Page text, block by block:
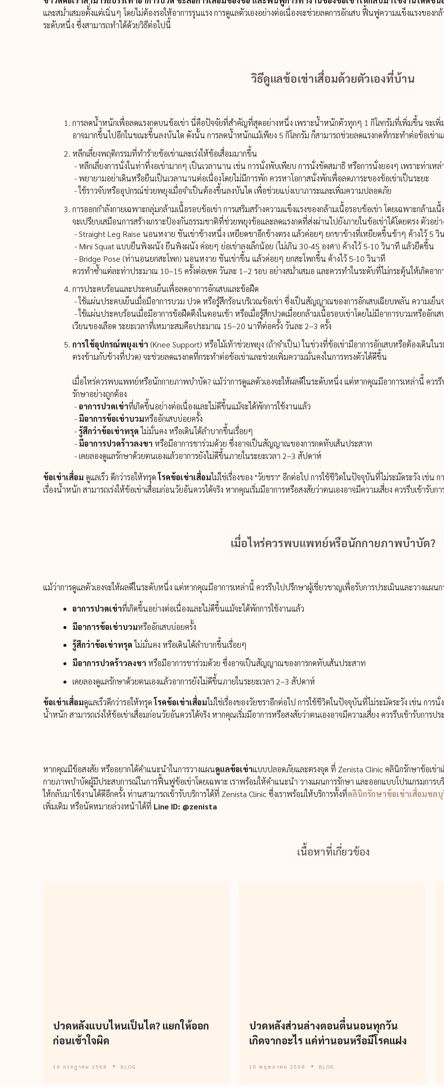
และสม่ำเสมอตั้่งแต่เนิ่นๆ โดยไม่ต้องรอให้อาการรุนแรง การดูแลตัวเองอย่างต่อเนื่องจะช่วยลดการอักเสบ ฟื้นฟูความแข็งแรงของ
ระดับหนึ่ง ซึ่งสามารถทำได้ด้วยวิธีต่อไปนี้
วิธีดูแลข้อเข่าเสื่อมด้วยตัวเองที่บ้าน
การลดน้ำหนักเพื่อลดแรงกดบนข้อเข่า นี่คือปัจจัยที่สำคัญที่สุดอย่างหนึ่ง เพราะน้ำหนักตัวทุกๆ 1 กิโลกรัมที่เพิ่มขึ้น จะเพิ่
อาจมากขึ้นไปอีกในขณะขึ้นลงบันได ดังนั้น การลดน้ำหนักแม้เพียง 5 กิโลกรัม ก็สามารถช่วยลดแรงกดที่กระทำต่อข้อเข่า
หลีกเลี่ยงพฤติกรรมที่ทำร้ายข้อเข่าและเร่งให้ข้อเสื่อมมากขึ้น
- หลีกเลี่ยงการนั่งในท่าที่งอเข่ามากๆ เป็นเวลานาน เช่น การนั่งพับเพียบ การนั่งขัดสมาธิ หรือการนั่งยองๆ เพราะท่าเห
- พยายามอย่าเดินหรือยืนเป็นเวลานานต่อเนื่องโดยไม่มีการพัก ควรหาโอกาสนั่งพักเพื่อลดภาระของข้อเข่าเป็นระยะ
- ใช้ราวจับหรืออุปกรณ์ช่วยพยุงเมื่อจำเป็นต้องขึ้นลงบันได เพื่อช่วยแบ่งเบาภาระและเพิ่มความปลอดภัย
การออกกำลังกายเฉพาะกลุ่มกล้ามเนื้อรอบข้อเข่า การเสริมสร้างความแข็งแรงของกล้ามเนื้อรอบข้อเข่า โดยเฉพาะกล้า
จะเปรียบเสมือนการสร้างเกราะป้องกันธรรมชาติที่ช่วยพยุงข้อและลดแรงกดที่ส่งผ่านไปยังภายในข้อเข่าได้โดยตรง ตัวอ
- Straight Leg Raise นอนหงาย ชันเข่าข้างหนึ่ง เหยียดขาอีกข้างตรง แล้วค่อยๆ ยกขาข้างที่เหยียดขึ้นช้าๆ ค้างไว้ 5 วิ
- Mini Squat แบบยืนพิงผนัง ยืนพิงผนัง ค่อยๆ ย่อเข่าลงเล็กน้อย (ไม่เกิน 30-45 องศา) ค้างไว้ 5-10 วินาที แล้วยืดขึ้น
- Bridge Pose (ท่านอนยกสะโพก) นอนหงาย ชันเข่าขึ้น แล้วค่อยๆ ยกสะโพกขึ้น ค้างไว้ 5-10 วินาที
ควรทำซ้ำแต่ละท่าประมาณ 10–15 ครั้งต่อเซต วันละ 1–2 รอบ อย่างสม่ำเสมอ และควรทำในระดับที่ไม่กระตุ้นให้เกิดอาก
การประคบร้อนและประคบเย็นเพื่อลดอาการอักเสบและข้อฝืด
- ใช้แผ่นประคบเย็นเมื่อมีอาการบวม ปวด หรือรู้สึกร้อนบริเวณข้อเข่า ซึ่งเป็นสัญญาณของการอักเสบเฉียบพลัน ความเย็น
- ใช้แผ่นประคบร้อนเมื่อมีอาการข้อฝืดตึงในตอนเช้า หรือเมื่อรู้สึกปวดเมื่อยกล้ามเนื้อรอบเข่าโดยไม่มีอาการบวมหรืออัก
เวียนของเลือด ระยะเวลาที่เหมาะสมคือประมาณ 15–20 นาทีต่อครั้ง วันละ 2–3 ครั้ง
การใช้อุปกรณ์พยุงเข่า (Knee Support) หรือไม้เท้าช่วยพยุง (ถ้าจำเป็น) ในช่วงที่ข้อเข่ามีอาการอักเสบหรือต้องเดินใน
ตรงข้ามกับข้างที่ปวด) จะช่วยลดแรงกดที่กระทำต่อข้อเข่าและช่วยเพิ่มความมั่นคงในการทรงตัวได้ดีขึ้น
เมื่อไหร่ควรพบแพทย์หรือนักกายภาพบำบัด? แม้ว่าการดูแลตัวเองจะให้ผลดีในระดับหนึ่ง แต่หากคุณมีอาการเหล่านี้ ควร
รักษาอย่างถูกต้อง
-อาการปวดเข่าที่เกิดขึ้นอย่างต่อเนื่องและไม่ดีขึ้นแม้จะได้พักการใช้งานแล้ว
- มีอาการข้อเข่าบวมหรืออักเสบบ่อยครั้ง
-รู้สึกว่าข้อเข่าทรุดไม่มั่นคง หรือเดินได้ลำบากขึ้นเรื่อยๆ
- มีอาการปวดร้าวลงขา หรือมีอาการชาร่วมด้วย ซึ่งอาจเป็นสัญญาณของการกดทับเส้นประสาท
- เคยลองดูแลรักษาด้วยตนเองแล้วอาการยังไม่ดีขึ้นภายในระยะเวลา 2–3 สัปดาห์
ข้อเข่าเสื่อม ดูแลเร็ว ดีกว่ารอให้ทรุดโรคข้อเข่าเสื่อมไม่ใช่เรื่องของ "วัยชรา" อีกต่อไป การใช้ชีวิตในปัจจุบันที่ไม่ระมัดระวัง เช่น
เรื่องน้ำหนัก สามารถเร่งให้ข้อเข่าเสื่อมก่อนวัยอันควรได้จริง หากคุณเริ่มมีอาการหรือสงสัยว่าตนเองอาจมีความเสี่ยง ควรรีบเข้ารั
เมื่อไหร่ควรพบแพทย์หรือนักกายภาพบำบัด?
แม้ว่าการดูแลตัวเองจะให้ผลดีในระดับหนึ่ง แต่หากคุณมีอาการเหล่านี้ ควรรีบไปปรึกษาผู้เชี่ยวชาญเพื่อรับการประเมินและวางแผนก
อาการปวดเข่าที่เกิดขึ้นอย่างต่อเนื่องและไม่ดีขึ้นแม้จะได้พักการใช้งานแล้ว
มีอาการข้อเข่าบวมหรืออักเสบบ่อยครั้ง
รู้สึกว่าข้อเข่าทรุดไม่มั่นคง หรือเดินได้ลำบากขึ้นเรื่อยๆ
มีอาการปวดร้าวลงขา หรือมีอาการชาร่วมด้วย ซึ่งอาจเป็นสัญญาณของการกดทับเส้นประสาท
เคยลองดูแลรักษาด้วยตนเองแล้วอาการยังไม่ดีขึ้นภายในระยะเวลา 2–3 สัปดาห์
ข้อเข่าเสื่อมดูแลเร็วดีกว่ารอให้ทรุดโรคข้อเข่าเสื่อมไม่ใช่เรื่องของวัยชราอีกต่อไป การใช้ชีวิตในปัจจุบันที่ไม่ระมัดระวัง เช่น การ
น้ำหนัก สามารถเร่งให้ข้อเข่าเสื่อมก่อนวัยอันควรได้จริง หากคุณเริ่มมีอาการหรือสงสัยว่าตนเองอาจมีความเสี่ยง ควรรีบเข้ารับการ
หากคุณมีข้อสงสัย หรืออยากได้คำแนะนำในการวางแผนดูแลข้อเข่าแบบปลอดภัยและตรงจุด ที่ Zenista Clinic คลินิกรักษาข้อเข่
กายภาพบำบัดผู้มีประสบการณ์ในการฟื้นฟูข้อเข่าโดยเฉพาะ เราพร้อมให้คำแนะนำ วางแผนการรักษา และออกแบบโปรแกรมกา
ให้กลับมาใช้งานได้ดีอีกครั้ง ท่านสามารถเข้ารับบริการได้ที่ Zenista Clinic ซึ่งเราพร้อมให้บริการทั้งที่คลินิกรักษาข้อเข่าเสื่อมชลบุ
เพิ่มเติม หรือนัดหมายล่วงหน้าได้ที่ Line ID: @zenista
เนื้อหาที่เกี่ยวข้อง
ปวดหลังแบบไหนเป็นไต? แยกให้ออก
ก่อนเข้าใจผิด
16 กรกฎาคม 2568 BLOG
ปวดหลังส่วนล่างตอนตื่นนอนทุกวัน
เกิดจากอะไร แค่ท่านอนหรือมีโรคแฝง
16 พฤษภาคม 2568 BLOG